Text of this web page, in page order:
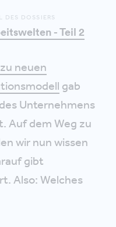
DES DOSSIERS
- Teil 2
neuen
gab
Unternehmens
Auf dem Weg zu
wir nun wissen
gibt
Also: Welches